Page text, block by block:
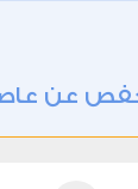
حفص عن